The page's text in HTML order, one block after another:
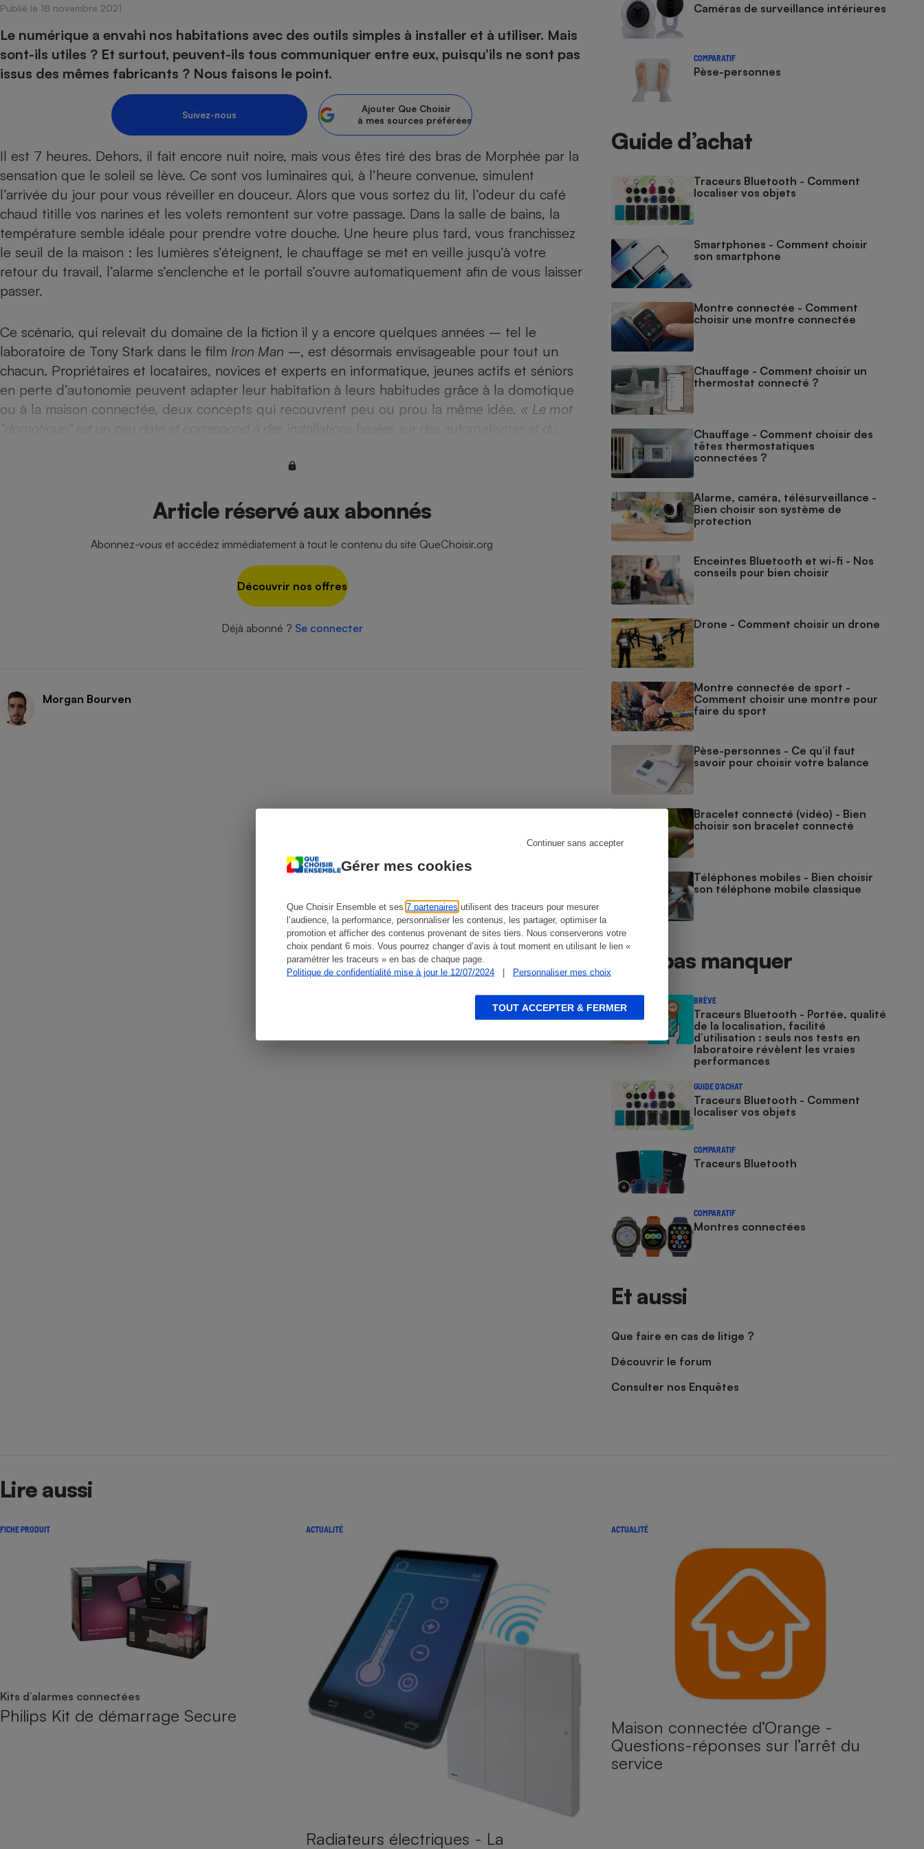
Gérer mes cookies
Que Choisir Ensemble et ses 7 partenaires utilisent des traceurs pour mesurer
l’audience, la performance, personnaliser les contenus, les partager, optimiser la
promotion et afficher des contenus provenant de sites tiers. Nous conserverons votre
choix pendant 6 mois. Vous pourrez changer d’avis à tout moment en utilisant le lien «
paramétrer les traceurs » en bas de chaque page.
Politique de confidentialité mise à jour le 12/07/2024
| Personnaliser mes choix
Continuer sans accepter
TOUT ACCEPTER & FERMER
Publié le 18 novembre 2021
Le numérique a envahi nos habitations avec des outils simples à installer et à utiliser. Mais
sont-ils utiles ? Et surtout, peuvent-ils tous communiquer entre eux, puisqu’ils ne sont pas
issus des mêmes fabricants ? Nous faisons le point.
Suivez-nous
Ajouter Que Choisir
à mes sources préférées
Il est 7 heures. Dehors, il fait encore nuit noire, mais vous êtes tiré des bras de Morphée par la
sensation que le soleil se lève. Ce sont vos luminaires qui, à l’heure convenue, simulent
l’arrivée du jour pour vous réveiller en douceur. Alors que vous sortez du lit, l’odeur du café
chaud titille vos narines et les volets remontent sur votre passage. Dans la salle de bains, la
température semble idéale pour prendre votre douche. Une heure plus tard, vous franchissez
le seuil de la maison : les lumières s’éteignent, le chauffage se met en veille jusqu’à votre
retour du travail, l’alarme s’enclenche et le portail s’ouvre automatiquement afin de vous laisser
passer.
Ce scénario, qui relevait du domaine de la fiction il y a encore quelques années – tel le
laboratoire de Tony Stark dans le film Iron Man –, est désormais envisageable pour tout un
chacun. Propriétaires et locataires, novices et experts en informatique, jeunes actifs et séniors
en perte d’autonomie peuvent adapter leur habitation à leurs habitudes grâce à la domotique
ou à la maison connectée, deux concepts qui recouvrent peu ou prou la même idée. « Le mot
“domotique” est un peu daté et correspond à des installations basées sur des automatismes et du
Article réservé aux abonnés
Abonnez-vous et accédez immédiatement à tout le contenu du site QueChoisir.org
Découvrir nos offres
Déjà abonné ? Se connecter
Morgan Bourven
Caméras de surveillance intérieures
COMPARATIF
Pèse-personnes
Guide d’achat
Traceurs Bluetooth - Comment
localiser vos objets
Smartphones - Comment choisir
son smartphone
Montre connectée - Comment
choisir une montre connectée
Chauffage - Comment choisir un
thermostat connecté ?
Chauffage - Comment choisir des
têtes thermostatiques
connectées ?
Alarme, caméra, télésurveillance -
Bien choisir son système de
protection
Enceintes Bluetooth et wi-fi - Nos
conseils pour bien choisir
Drone - Comment choisir un drone
Montre connectée de sport -
Comment choisir une montre pour
faire du sport
Pèse-personnes - Ce qu’il faut
savoir pour choisir votre balance
Bracelet connecté (vidéo) - Bien
choisir son bracelet connecté
Téléphones mobiles - Bien choisir
son téléphone mobile classique
À ne pas manquer
BRÈVE
Traceurs Bluetooth - Portée, qualité
de la localisation, facilité
d’utilisation : seuls nos tests en
laboratoire révèlent les vraies
performances
GUIDE D'ACHAT
Traceurs Bluetooth - Comment
localiser vos objets
COMPARATIF
Traceurs Bluetooth
COMPARATIF
Montres connectées
Et aussi
Que faire en cas de litige ?
Découvrir le forum
Consulter nos Enquêtes
Lire aussi
FICHE PRODUIT
Kits d’alarmes connectées
Philips Kit de démarrage Secure
ACTUALITÉ
Radiateurs électriques - La
ACTUALITÉ
Maison connectée d’Orange -
Questions-réponses sur l’arrêt du
service
Complément
Champagne - Comment choisir une
bouteille de champagne
Assurance emprunteur Assurance vie
Banque en ligne
Gros électroménager
Petit électroménager - Ustensile
Lave-linge Lave-vaisselle
Plaque de cuisson à
induction
Four encastrable
Ventilateur
Téléphonie
Téléviseur Ordinateur portable
Téléphone mobile -
Smartphone
Appareil photo
numérique
Antivirus
Matelas Poêle à granulés
Mutuelle Aide auditive
Antimoustique Crème solaire